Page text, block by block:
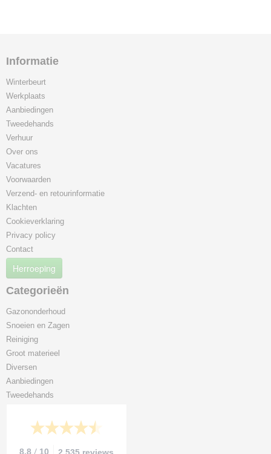
Informatie
Winterbeurt
Werkplaats
Aanbiedingen
Tweedehands
Verhuur
Over ons
Vacatures
Voorwaarden
Verzend- en retourinformatie
Klachten
Cookieverklaring
Privacy policy
Contact
Herroeping
Categorieën
Gazononderhoud
Snoeien en Zagen
Reiniging
Groot materieel
Diversen
Aanbiedingen
Tweedehands
8.8 / 10